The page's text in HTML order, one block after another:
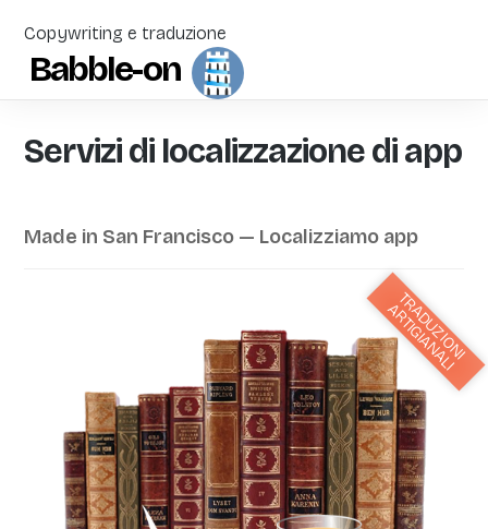
Copywriting e traduzione
Babble-on
Servizi di localizzazione di app
Made in San Francisco — Localizziamo app
T
R
A
D
U
Z
I
O
N
I
A
R
T
I
G
I
A
N
A
L
I